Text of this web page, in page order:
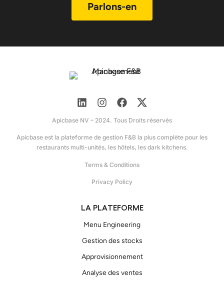
Parlons-en
Apicbase NV – 2024. Tous Droits réservés
Apicbase est la plateforme de gestion F&B la plus complète pour les
restaurants multi-unités, les hôtels, les dark kitchens.
Terms & Conditions
Privacy Policy
LA PLATEFORME
Menu Engineering
Gestion des stocks
Approvisionnement
Analyse des ventes